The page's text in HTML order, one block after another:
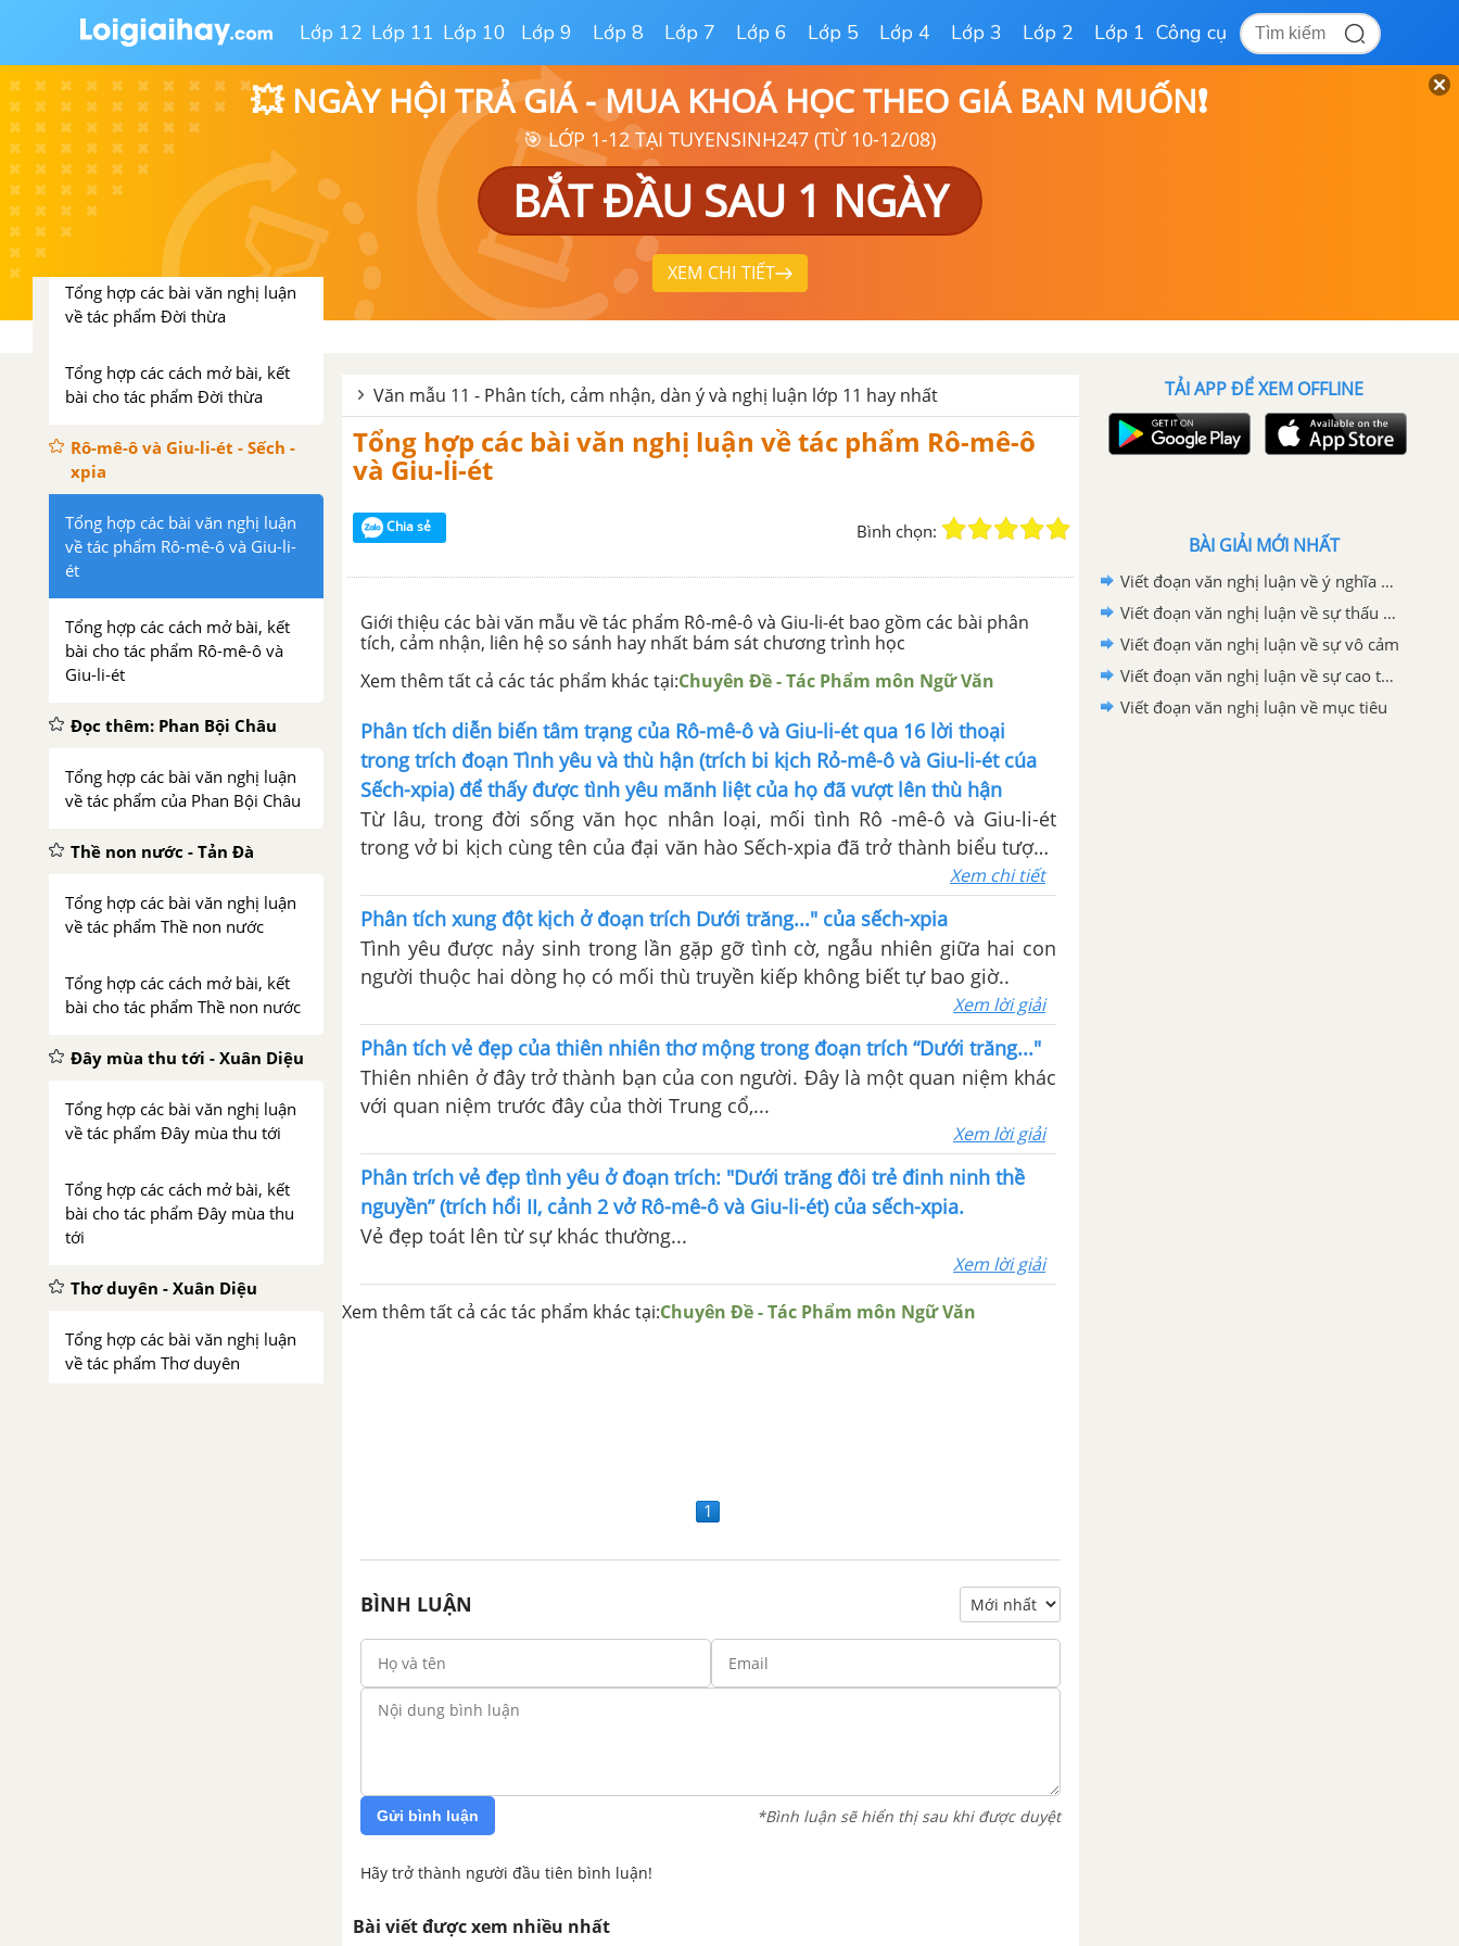
Lớp 12 Lớp 11 Lớp 10 Lớp 9 Lớp 8 Lớp 7 Lớp 6 Lớp 5 Lớp 4 Lớp 3 Lớp 2 Lớp 1 Công cụ
💥 NGÀY HỘI TRẢ GIÁ - MUA KHOÁ HỌC THEO GIÁ BẠN MUỐN❗
🎯 LỚP 1-12 TẠI TUYENSINH247 (TỪ 10-12/08)
BẮT ĐẦU SAU 1 NGÀY
XEM CHI TIẾT
Phụng
Tổng hợp các bài văn nghị luận
về tác phẩm Số đỏ
Tổng hợp các cách mở bài, kết
bài cho tác phẩm Số đỏ
Đời thừa - Nam Cao
Tổng hợp các bài văn nghị luận
về tác phẩm Đời thừa
Tổng hợp các cách mở bài, kết
bài cho tác phẩm Đời thừa
Rô-mê-ô và Giu-li-ét - Sếch -
xpia
Tổng hợp các bài văn nghị luận
về tác phẩm Rô-mê-ô và Giu-li-
ét
Tổng hợp các cách mở bài, kết
bài cho tác phẩm Rô-mê-ô và
Giu-li-ét
Đọc thêm: Phan Bội Châu
Tổng hợp các bài văn nghị luận
về tác phẩm của Phan Bội Châu
Thề non nước - Tản Đà
Tổng hợp các bài văn nghị luận
về tác phẩm Thề non nước
Tổng hợp các cách mở bài, kết
bài cho tác phẩm Thề non nước
Đây mùa thu tới - Xuân Diệu
Tổng hợp các bài văn nghị luận
về tác phẩm Đây mùa thu tới
Tổng hợp các cách mở bài, kết
bài cho tác phẩm Đây mùa thu
tới
Thơ duyên - Xuân Diệu
Tổng hợp các bài văn nghị luận
về tác phẩm Thơ duyên
Văn mẫu 11 - Phân tích, cảm nhận, dàn ý và nghị luận lớp 11 hay nhất
Tổng hợp các bài văn nghị luận về tác phẩm Rô-mê-ô
và Giu-li-ét
Chia sẻ Bình chọn:
Giới thiệu các bài văn mẫu về tác phẩm Rô-mê-ô và Giu-li-ét bao gồm các bài phân
tích, cảm nhận, liên hệ so sánh hay nhất bám sát chương trình học
Xem thêm tất cả các tác phẩm khác tại:Chuyên Đề - Tác Phẩm môn Ngữ Văn
Phân tích diễn biến tâm trạng của Rô-mê-ô và Giu-li-ét qua 16 lời thoại
trong trích đoạn Tình yêu và thù hận (trích bi kịch Rỏ-mê-ô và Giu-li-ét cúa
Sếch-xpia) để thấy được tình yêu mãnh liệt của họ đã vượt lên thù hận
Từ lâu, trong đời sống văn học nhân loại, mối tình Rô -mê-ô và Giu-li-ét
trong vở bi kịch cùng tên của đại văn hào Sếch-xpia đã trở thành biểu tượng
Xem chi tiết
Phân tích xung đột kịch ở đoạn trích Dưới trăng..." của sếch-xpia
Tình yêu được nảy sinh trong lần gặp gỡ tình cờ, ngẫu nhiên giữa hai con
người thuộc hai dòng họ có mối thù truyền kiếp không biết tự bao giờ..
Xem lời giải
Phân tích vẻ đẹp của thiên nhiên thơ mộng trong đoạn trích “Dưới trăng..."
Thiên nhiên ở đây trở thành bạn của con người. Đây là một quan niệm khác
với quan niệm trước đây của thời Trung cổ,...
Xem lời giải
Phân trích vẻ đẹp tình yêu ở đoạn trích: "Dưới trăng đôi trẻ đinh ninh thề
nguyền” (trích hổi II, cảnh 2 vở Rô-mê-ô và Giu-li-ét) của sếch-xpia.
Vẻ đẹp toát lên từ sự khác thường...
Xem lời giải
Xem thêm tất cả các tác phẩm khác tại:Chuyên Đề - Tác Phẩm môn Ngữ Văn
1
BÌNH LUẬN
Gửi bình luận *Bình luận sẽ hiển thị sau khi được duyệt
Hãy trở thành người đầu tiên bình luận!
Bài viết được xem nhiều nhất
TẢI APP ĐỂ XEM OFFLINE
BÀI GIẢI MỚI NHẤT
Viết đoạn văn nghị luận về ý nghĩa của việc tìm ra niềm đam mê thực sự của chính mình trong cuộc sống.
Viết đoạn văn nghị luận về sự thấu cảm
Viết đoạn văn nghị luận về sự vô cảm
Viết đoạn văn nghị luận về sự cao thượng
Viết đoạn văn nghị luận về mục tiêu